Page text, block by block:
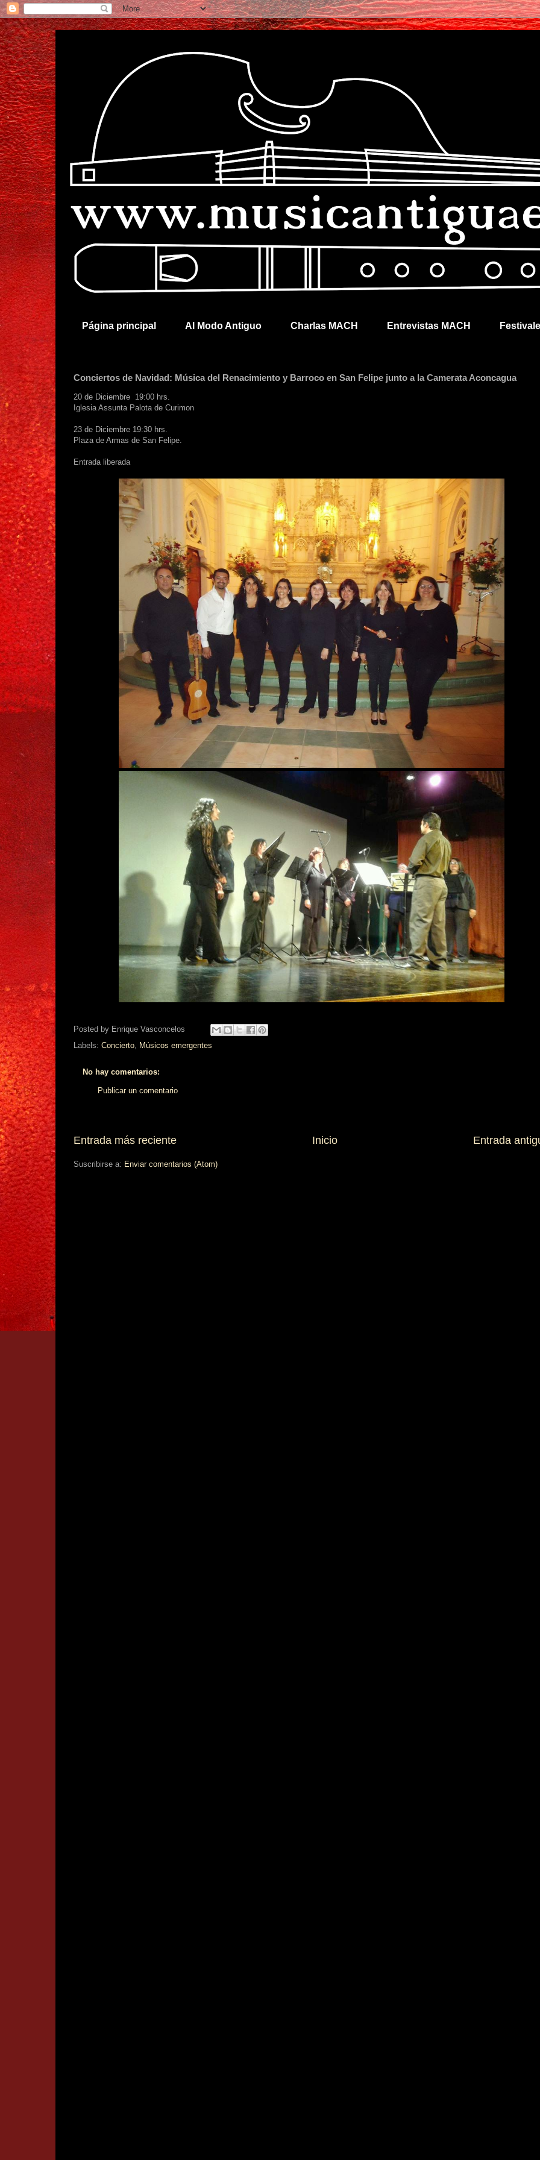
Página principal Al Modo Antiguo Charlas MACH Entrevistas MACH
Conciertos de Navidad: Música del Renacimiento y Barroco en San Felipe junto a la Camerata Aconcagua
20 de Diciembre 19:00 hrs.
Iglesia Assunta Palota de Curimon
23 de Diciembre 19:30 hrs.
Plaza de Armas de San Felipe.
Entrada liberada
Posted by Enrique Vasconcelos
Labels: Concierto, Músicos emergentes
No hay comentarios:
Publicar un comentario
Entrada más reciente Entrada
Inicio
Suscribirse a: Enviar comentarios (Atom)